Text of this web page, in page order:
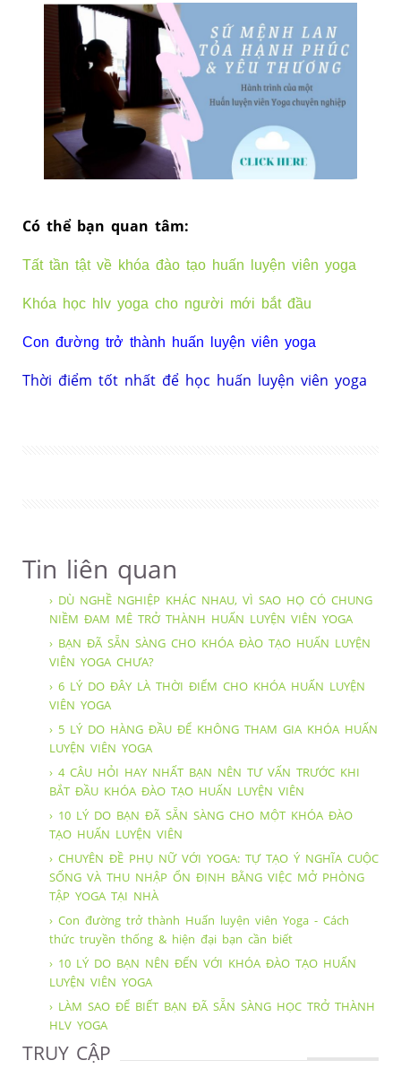
Có thể bạn ​quan tâm:
Tất tần tật về khóa đào tạo huấn luyện viên yoga
Khóa học hlv yoga cho người mới bắt đầu
Con đường trở thành huấn luyện viên yoga
Thời điểm tốt nhất để học huấn luyện viên yoga
Tin liên quan
› DÙ NGHỀ NGHIỆP KHÁC NHAU, VÌ SAO HỌ CÓ CHUNG
NIỀM ĐAM MÊ TRỞ THÀNH HUẤN LUYỆN VIÊN YOGA
› BẠN ĐÃ SẴN SÀNG CHO KHÓA ĐÀO TẠO HUẤN LUYỆN
VIÊN YOGA CHƯA?
› 6 LÝ DO ĐÂY LÀ THỜI ĐIỂM CHO KHÓA HUẤN LUYỆN
VIÊN YOGA
› 5 LÝ DO HÀNG ĐẦU ĐỂ KHÔNG THAM GIA KHÓA HUẤN
LUYỆN VIÊN YOGA
› 4 CÂU HỎI HAY NHẤT BẠN NÊN TƯ VẤN TRƯỚC KHI
BẮT ĐẦU KHÓA ĐÀO TẠO HUẤN LUYỆN VIÊN
› 10 LÝ DO BẠN ĐÃ SẴN SÀNG CHO MỘT KHÓA ĐÀO
TẠO HUẤN LUYỆN VIÊN
› CHUYÊN ĐỀ PHỤ NỮ VỚI YOGA: TỰ TẠO Ý NGHĨA CUỘC
SỐNG VÀ THU NHẬP ỔN ĐỊNH BẰNG VIỆC MỞ PHÒNG
TẬP YOGA TẠI NHÀ
› Con đường trở thành Huấn luyện viên Yoga - Cách
thức truyền thống & hiện đại bạn cần biết
› 10 LÝ DO BẠN NÊN ĐẾN VỚI KHÓA ĐÀO TẠO HUẤN
LUYỆN VIÊN YOGA
› LÀM SAO ĐỂ BIẾT BẠN ĐÃ SẴN SÀNG HỌC TRỞ THÀNH
HLV YOGA
TRUY CẬP